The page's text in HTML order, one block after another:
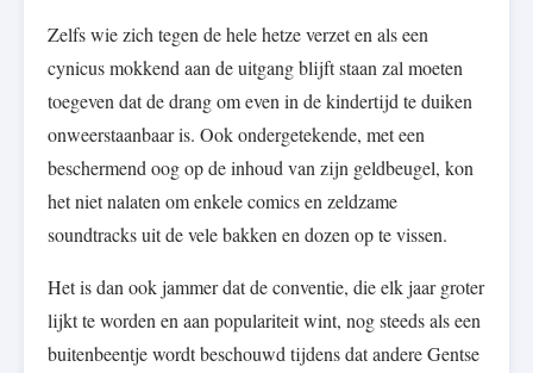
Zelfs wie zich tegen de hele hetze verzet en als een
cynicus mokkend aan de uitgang blijft staan zal moeten
toegeven dat de drang om even in de kindertijd te duiken
onweerstaanbaar is. Ook ondergetekende, met een
beschermend oog op de inhoud van zijn geldbeugel, kon
het niet nalaten om enkele comics en zeldzame
soundtracks uit de vele bakken en dozen op te vissen.
Het is dan ook jammer dat de conventie, die elk jaar groter
lijkt te worden en aan populariteit wint, nog steeds als een
buitenbeentje wordt beschouwd tijdens dat andere Gentse